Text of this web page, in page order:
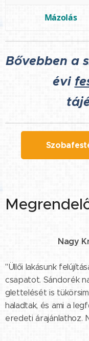
Mázolás
Bővebben a
évi
🖌️
Nagy
"Üllői lakásunk
csapatot. Sándorék
glettelését is
haladtak, és ami a
eredeti árajánlathoz.